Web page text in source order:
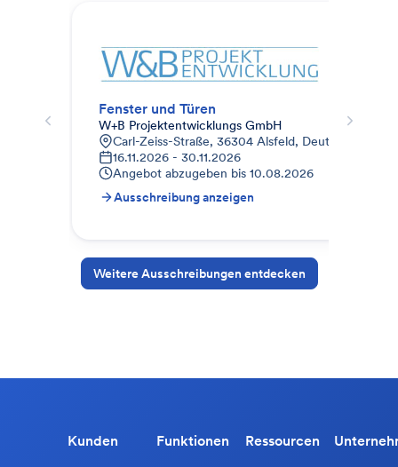
Fenster und Türen
W+B Projektentwicklungs GmbH
Carl-Zeiss-Straße, 36304 Alsfeld, Deutschland
16.11.2026 - 30.11.2026
Angebot abzugeben bis 10.08.2026
Ausschreibung anzeigen
Weitere Ausschreibungen entdecken
Kunden Funktionen Ressourcen